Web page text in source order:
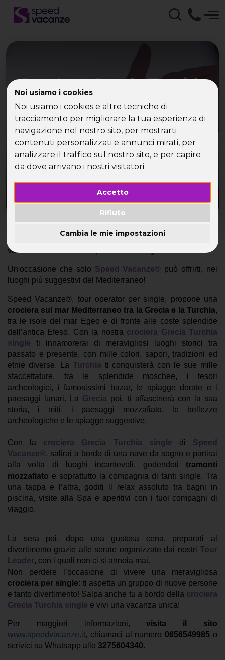
Noi usiamo i cookies
Noi usiamo i cookies e altre tecniche di
tracciamento per migliorare la tua esperienza di
navigazione nel nostro sito, per mostrarti
contenuti personalizzati e annunci mirati, per
analizzare il traffico sul nostro sito, e per capire
da dove arrivano i nostri visitatori.
Accetto
Rifiuto
Cambia le mie impostazioni
Crociera Grecia Turchia
single -parti subito per la
tua vgacanza da sogno!
Crociera Grecia Turchia single: non una semplice
vacanza, ma la vacanza preferita dai single!
Crociera Grecia Turchia single
vacanza, ma la vacanza preferita dai single!
Un'occasione che solo Speed Vacanze® può offrirti, nei
luoghi più suggestivi del Mediterraneo!
Speed Vacanze®, tour operator per single, propone una
crociera sul mar Mediterraneo tra la Grecia e la Turchia,
tra le isole del mar Egeo e di fronte alle coste splendide
dell’antica Efeso. Con la nostra crociera Grecia Turchia
single
ti innamorerai di meravigliosi luoghi storici tra
passato e presente, con mille colori, sapori, tradizioni ed
etnie diverse. La Turchia ti conquisterà con le sue mille
sfaccettature, tra le splendide moschee, i tesori
archeologici, i famosissimi bazar, le spiagge dorate e i
paesaggi lunari. La Grecia poi, ti affascinerà con la sua
storia, i miti, i paesaggi mozzafiato, le bellezze
archeologiche e le spiagge suggestive.
Con la crociera Grecia Turchia single di Speed
Vacanze®, salirai a bordo di una nave da sogno e partirai
alla volta di luoghi incantevoli, godendoti tramonti
mozzafiato e soprattutto la compagnia di tanti single. Tra
una tappa e l’altra, goditi il relax assoluto tra bagni in
piscina, visite alla Spa e aperitivi con i tuoi compagni di
viaggio.
La sera poi, dopo una gustosa cena, preparati al
divertimento grazie alle serate organizzate dai nostri Tour
Leader, con i quali non ci si annoia mai.
Non perdere l’occasione di vivere una meravigliosa
crociera per single: ti aspetta un gruppo di nuove persone
e tanto divertimento! Salpa anche tu a bordo della crociera
Grecia Turchia single e vivi una vacanza unica!
Per maggiori informazioni,visita il sito
www.speedvacanze.it, chiamaci al numero 0656549985 o
scrivici su Whatsapp allo 3275604340.